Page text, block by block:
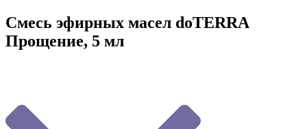
Смесь эфирных масел doTERRA
Прощение, 5 мл